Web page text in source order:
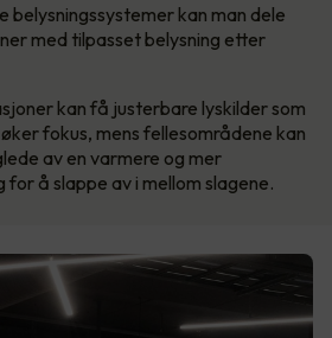
belysningssystemer kan man dele
med tilpasset belysning etter
kan få justerbare lyskilder som
fokus, mens fellesområdene kan
av en varmere og mer
for å slappe av i mellom slagene.